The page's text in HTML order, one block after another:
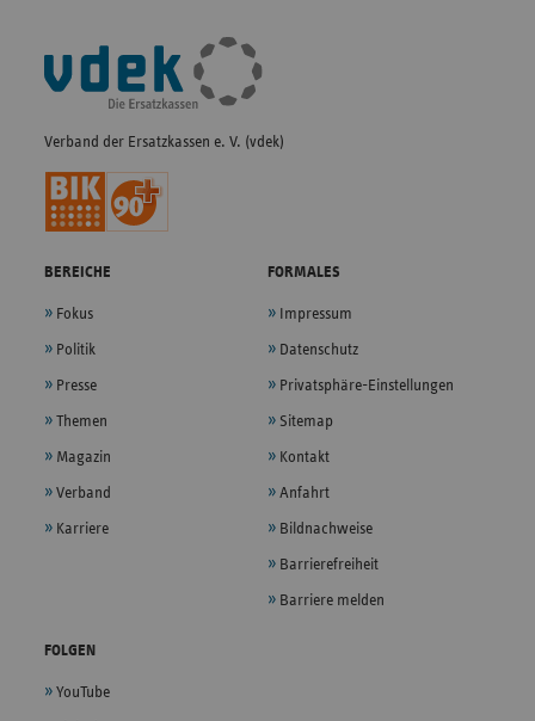
Fußleisten-
Navigation
Verband der Ersatzkassen e. V. (vdek)
BEREICHE
Fokus
Politik
Presse
Themen
Magazin
Verband
Karriere
FORMALES
Impressum
Datenschutz
Privatsphäre-Einstellungen
Sitemap
Kontakt
Anfahrt
Bildnachweise
Barrierefreiheit
Barriere melden
FOLGEN
YouTube